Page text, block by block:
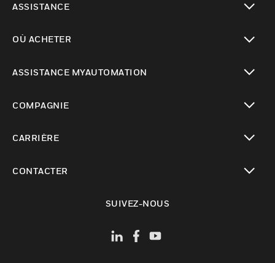
ASSISTANCE
OÙ ACHETER
ASSISTANCE MYAUTOMATION
COMPAGNIE
CARRIÈRE
CONTACTER
SUIVEZ-NOUS